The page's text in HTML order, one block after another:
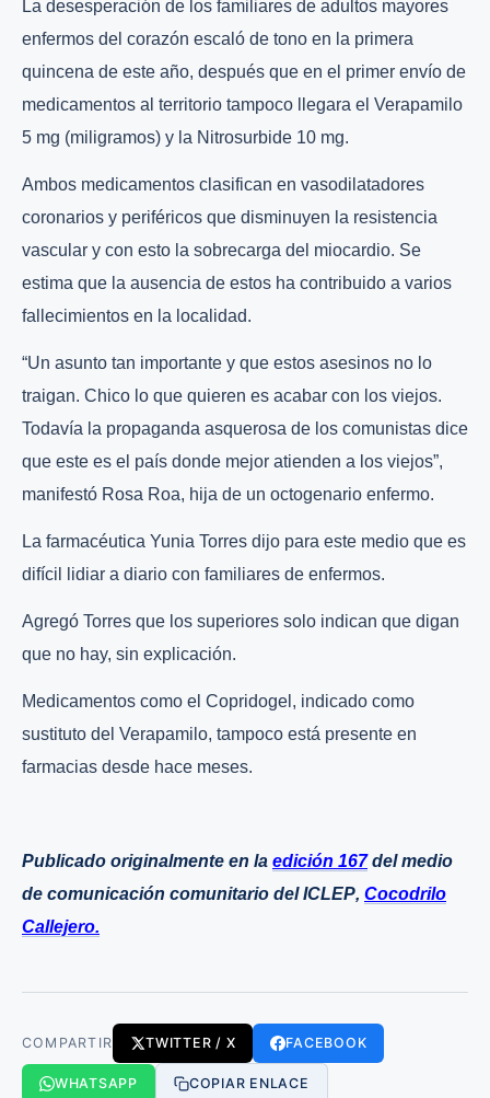
La desesperación de los familiares de adultos mayores
enfermos del corazón escaló de tono en la primera
quincena de este año, después que en el primer envío de
medicamentos al territorio tampoco llegara el Verapamilo
5 mg (miligramos) y la Nitrosurbide 10 mg.
Ambos medicamentos clasifican en vasodilatadores
coronarios y periféricos que disminuyen la resistencia
vascular y con esto la sobrecarga del miocardio. Se
estima que la ausencia de estos ha contribuido a varios
fallecimientos en la localidad.
“Un asunto tan importante y que estos asesinos no lo
traigan. Chico lo que quieren es acabar con los viejos.
Todavía la propaganda asquerosa de los comunistas dice
que este es el país donde mejor atienden a los viejos”,
manifestó Rosa Roa, hija de un octogenario enfermo.
La farmacéutica Yunia Torres dijo para este medio que es
difícil lidiar a diario con familiares de enfermos.
Agregó Torres que los superiores solo indican que digan
que no hay, sin explicación.
Medicamentos como el Copridogel, indicado como
sustituto del Verapamilo, tampoco está presente en
farmacias desde hace meses.
Publicado originalmente en la edición 167del medio
de comunicación comunitario del ICLEP, Cocodrilo
Callejero.
COMPARTIR TWITTER / X FACEBOOK
WHATSAPP COPIAR ENLACE